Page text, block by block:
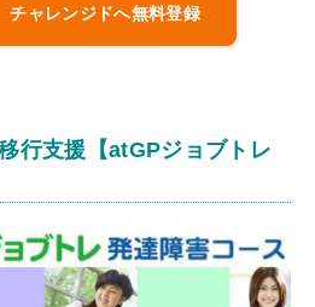
ャレンジドへ無料登録
行支援【atGPジョブトレ